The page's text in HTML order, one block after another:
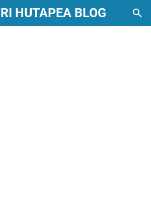
HUTAPEA BLOG